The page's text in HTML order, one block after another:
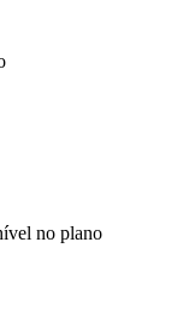
no plano